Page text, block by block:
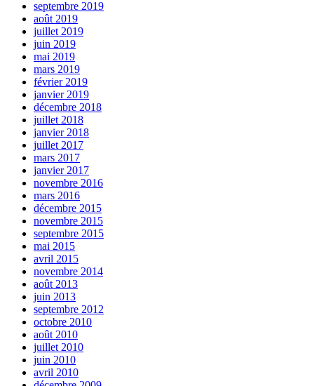
septembre 2019
août 2019
juillet 2019
juin 2019
mai 2019
mars 2019
février 2019
janvier 2019
décembre 2018
juillet 2018
janvier 2018
juillet 2017
mars 2017
janvier 2017
novembre 2016
mars 2016
décembre 2015
novembre 2015
septembre 2015
mai 2015
avril 2015
novembre 2014
août 2013
juin 2013
septembre 2012
octobre 2010
août 2010
juillet 2010
juin 2010
avril 2010